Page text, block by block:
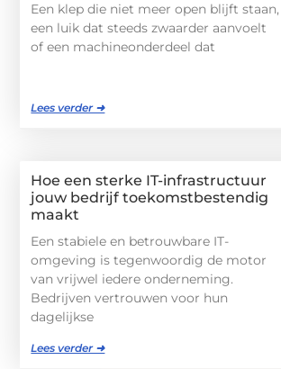
Een klep die niet meer open blijft staan,
een luik dat steeds zwaarder aanvoelt
of een machineonderdeel dat
Lees verder ➜
Hoe een sterke IT-infrastructuur
jouw bedrijf toekomstbestendig
maakt
Een stabiele en betrouwbare IT-
omgeving is tegenwoordig de motor
van vrijwel iedere onderneming.
Bedrijven vertrouwen voor hun
dagelijkse
Lees verder ➜